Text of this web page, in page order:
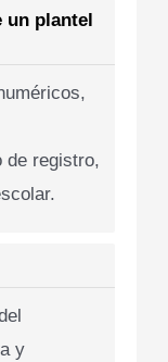
un plantel
de registro,
y